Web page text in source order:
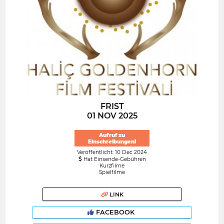
FRIST
01 NOV 2025
Aufruf zu
Einschreibungen!
Veröffentlicht: 10 Dec 2024
Hat Einsende-Gebühren
Kurzfilme
Spielfilme
LINK
FACEBOOK